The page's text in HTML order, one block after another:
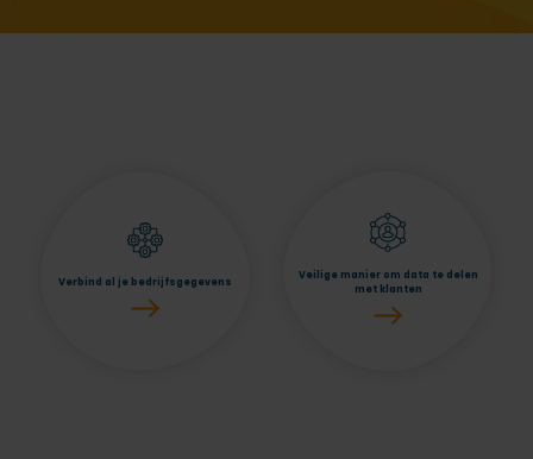
Verbind al je bedrijfsgegevens
Veilige manier om data te delen
met klanten